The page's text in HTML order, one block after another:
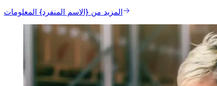
المزيد من {الاسم المنفرد} المعلومات